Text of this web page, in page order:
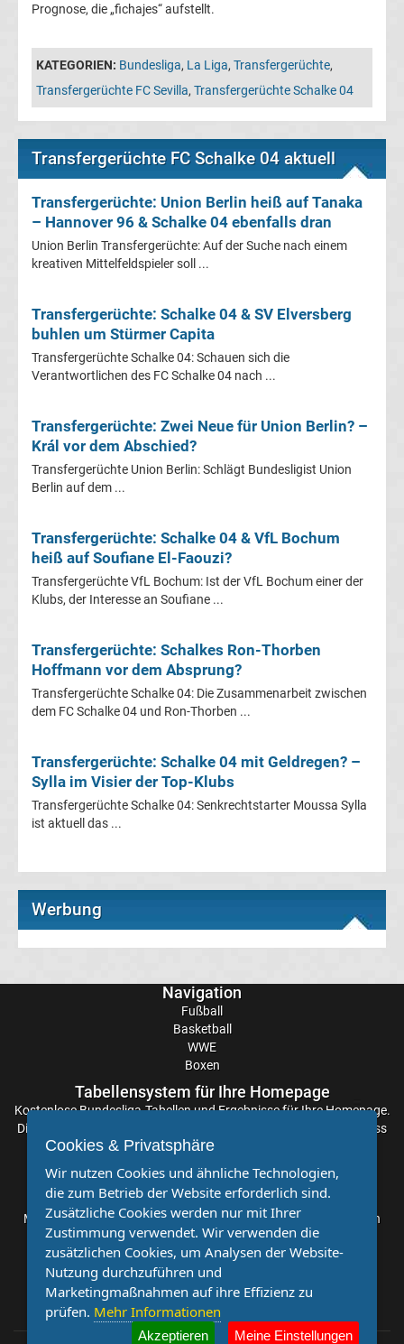
Transfergerüchte
Bayer
Transfergerüchte
Bayern
München
Transfergerüchte
Borussia
Transfergerüchte
Borussia
Mönchengladbach
Transfergerüchte
FC
Transfergerüchte
Dynamo
Dresden
Eintracht
Transfergerüchte
Transfergerüchte
FC
Prognose, die „fichajes“ aufstellt.
KATEGORIEN: Bundesliga, La Liga, Transfergerüchte,
Transfergerüchte FC Sevilla, Transfergerüchte Schalke 04
Transfergerüchte FC Schalke 04 aktuell
Transfergerüchte: Union Berlin heiß auf Tanaka
– Hannover 96 & Schalke 04 ebenfalls dran
Union Berlin Transfergerüchte: Auf der Suche nach einem
kreativen Mittelfeldspieler soll ...
Transfergerüchte: Schalke 04 & SV Elversberg
buhlen um Stürmer Capita
Transfergerüchte Schalke 04: Schauen sich die
Verantwortlichen des FC Schalke 04 nach ...
Transfergerüchte: Zwei Neue für Union Berlin? –
Král vor dem Abschied?
Transfergerüchte Union Berlin: Schlägt Bundesligist Union
Berlin auf dem ...
Transfergerüchte: Schalke 04 & VfL Bochum
heiß auf Soufiane El-Faouzi?
Transfergerüchte VfL Bochum: Ist der VfL Bochum einer der
Klubs, der Interesse an Soufiane ...
Transfergerüchte: Schalkes Ron-Thorben
Hoffmann vor dem Absprung?
Transfergerüchte Schalke 04: Die Zusammenarbeit zwischen
dem FC Schalke 04 und Ron-Thorben ...
Transfergerüchte: Schalke 04 mit Geldregen? –
Sylla im Visier der Top-Klubs
Transfergerüchte Schalke 04: Senkrechtstarter Moussa Sylla
ist aktuell das ...
Werbung
Navigation
Fußball
Basketball
WWE
Boxen
Tabellensystem für Ihre Homepage
KostenloseBundesliga-Tabellenund Ergebnisse für Ihre Homepage.
Die Aktualisierung der Ergebnisse erfolgt alle paar Minuten, sodass
Sie stets auf dem Laufenden sind. Einfache und schnelle
Einbindung.
Partnervereine
Möchten Sie, dass auch Ihr Verein mehr Beachtung findet? Dann
sind Sie bei uns genau richtig. Wir suchen Ihren Verein für eine
kostenlose Kooperation. Veröffentlichen Sie Ihre Spielberichte,
Sportnachrichten und Aufrufe bei uns!
Cookies & Privatsphäre
Wir nutzen Cookies und ähnliche Technologien,
die zum Betrieb der Website erforderlich sind.
Zusätzliche Cookies werden nur mit Ihrer
Zustimmung verwendet. Wir verwenden die
zusätzlichen Cookies, um Analysen der Website-
Nutzung durchzuführen und
Marketingmaßnahmen auf ihre Effizienz zu
prüfen. Mehr Informationen
Akzeptieren Meine Einstellungen